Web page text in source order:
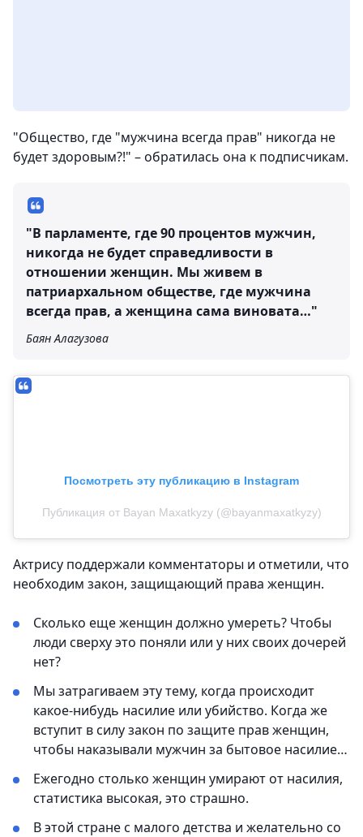
"Общество, где "мужчина всегда прав" никогда не
будет здоровым?!" – обратилась она к подписчикам.
"В парламенте, где 90 процентов мужчин,
никогда не будет справедливости в
отношении женщин. Мы живем в
патриархальном обществе, где мужчина
всегда прав, а женщина сама виновата…"
Баян Алагузова
Посмотреть эту публикацию в Instagram
Публикация от Bayan Maxatkyzy (@bayanmaxatkyzy)
Актрису поддержали комментаторы и отметили, что
необходим закон, защищающий права женщин.
Сколько еще женщин должно умереть? Чтобы
люди сверху это поняли или у них своих дочерей
нет?
Мы затрагиваем эту тему, когда происходит
какое-нибудь насилие или убийство. Когда же
вступит в силу закон по защите прав женщин,
чтобы наказывали мужчин за бытовое насилие…
Ежегодно столько женщин умирают от насилия,
статистика высокая, это страшно.
В этой стране с малого детства и желательно со